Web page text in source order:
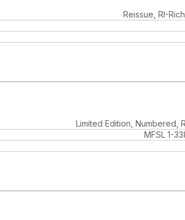
Reissue, RI-
Limited Edition, Numbered,
MFSL 1-